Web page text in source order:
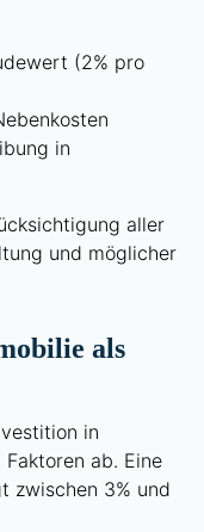
(2% pro
in
aller
und möglicher
als
in
ab. Eine
zwischen 3% und